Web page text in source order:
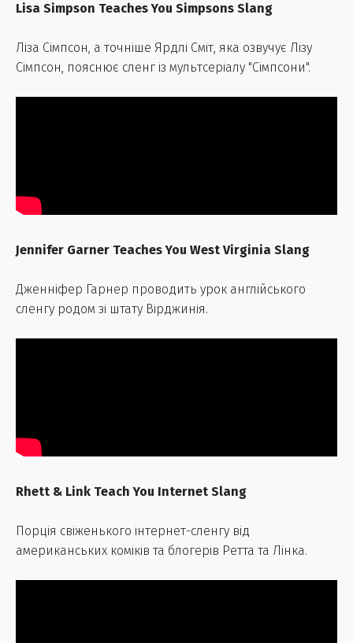
Lisa Simpson Teaches You Simpsons Slang
Ліза Сімпсон, а точніше Ярдлі Сміт, яка озвучує Лізу
Сімпсон, пояснює сленг із мультсеріалу "Сімпсони".
Jennifer Garner Teaches You West Virginia Slang
Дженніфер Гарнер проводить урок англійського
сленгу родом зі штату Вірджинія.
Rhett & Link Teach You Internet Slang
Порція свіженького інтернет-сленгу від
американських коміків та блогерів Ретта та Лінка.